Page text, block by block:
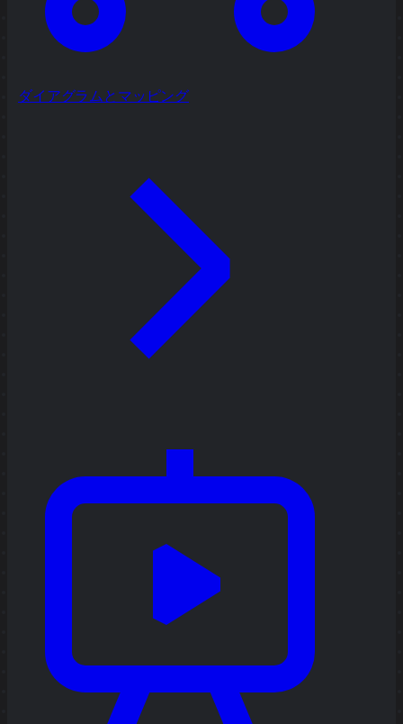
ダイアグラムとマッピング